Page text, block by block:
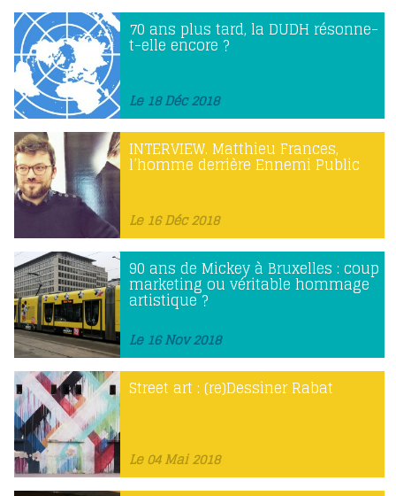
70 ans plus tard, la DUDH résonne-
t-elle encore ?
Le 18 Déc 2018
INTERVIEW. Matthieu Frances,
l’homme derrière Ennemi Public
Le 16 Déc 2018
90 ans de Mickey à Bruxelles : coup
marketing ou véritable hommage
artistique ?
Le 16 Nov 2018
Street art : (re)Dessiner Rabat
Le 04 Mai 2018